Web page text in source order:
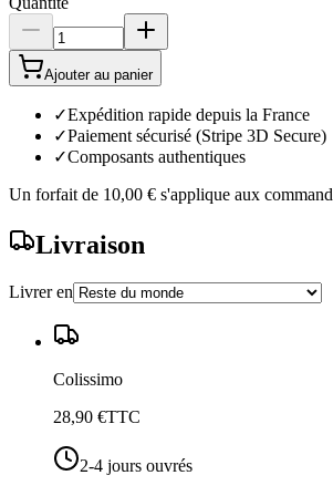
Ajouter au panier
✓Expédition rapide depuis la France
✓Paiement sécurisé (Stripe 3D Secure)
✓Composants authentiques
Un forfait de 10,00 € s'applique aux
Livraison
Livrer en
Colissimo
28,90 €TTC
2-4 jours ouvrés